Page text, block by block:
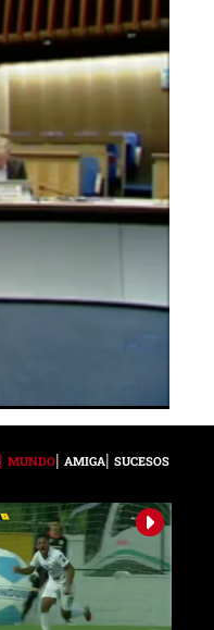
MUNDO AMIGA SUCESOS